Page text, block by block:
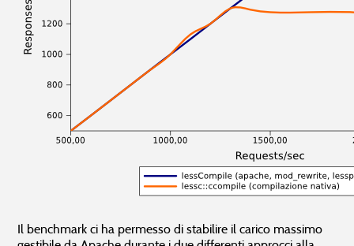
Il benchmark ci ha permesso di stabilire il carico massimo